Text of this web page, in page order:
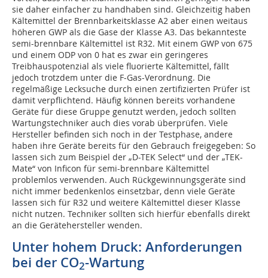
sie daher einfacher zu handhaben sind. Gleichzeitig haben
Kältemittel der Brennbarkeitsklasse A2 aber einen weitaus
höheren GWP als die Gase der Klasse A3. Das bekannteste
semi-brennbare Kältemittel ist R32. Mit einem GWP von 675
und einem ODP von 0 hat es zwar ein geringeres
Treibhauspotenzial als viele fluorierte Kältemittel, fällt
jedoch trotzdem unter die F-Gas-Verordnung. Die
regelmäßige Lecksuche durch einen zertifizierten Prüfer ist
damit verpflichtend. Häufig können bereits vorhandene
Geräte für diese Gruppe genutzt werden, jedoch sollten
Wartungstechniker auch dies vorab überprüfen. Viele
Hersteller befinden sich noch in der Testphase, andere
haben ihre Geräte bereits für den Gebrauch freigegeben: So
lassen sich zum Beispiel der „D-TEK Select“ und der „TEK-
Mate“ von Inficon für semi-brennbare Kältemittel
problemlos verwenden. Auch Rückgewinnungsgeräte sind
nicht immer bedenkenlos einsetzbar, denn viele Geräte
lassen sich für R32 und weitere Kältemittel dieser Klasse
nicht nutzen. Techniker sollten sich hierfür ebenfalls direkt
an die Gerätehersteller wenden.
Unter hohem Druck: Anforderungen
bei der CO2-Wartung